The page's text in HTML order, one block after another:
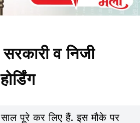
व निजी
साल पूरे कर लिए हैं. इस मौके पर